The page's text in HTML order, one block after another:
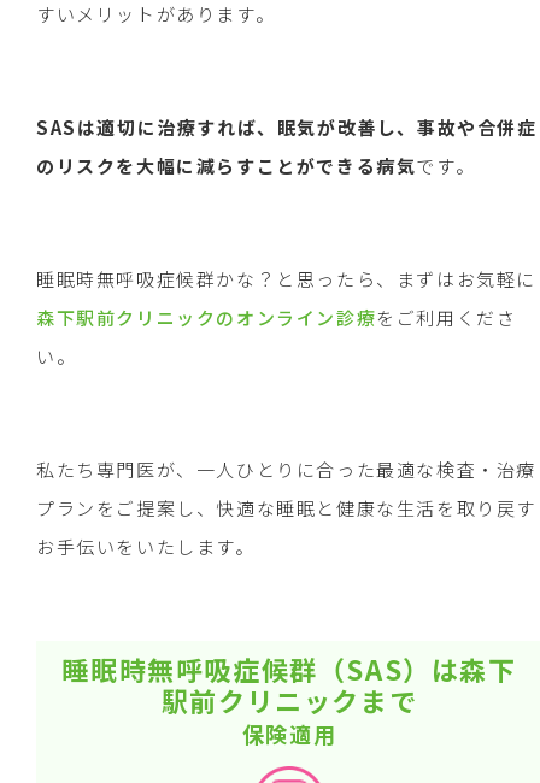
すいメリットがあります。
SASは適切に治療すれば、眠気が改善し、事故や合併症
のリスクを大幅に減らすことができる病気です。
睡眠時無呼吸症候群かな？と思ったら、まずはお気軽に
森下駅前クリニックのオンライン診療をご利用くださ
い。
私たち専門医が、一人ひとりに合った最適な検査・治療
プランをご提案し、快適な睡眠と健康な生活を取り戻す
お手伝いをいたします。
睡眠時無呼吸症候群（SAS）は森下
駅前クリニックまで
保険適用